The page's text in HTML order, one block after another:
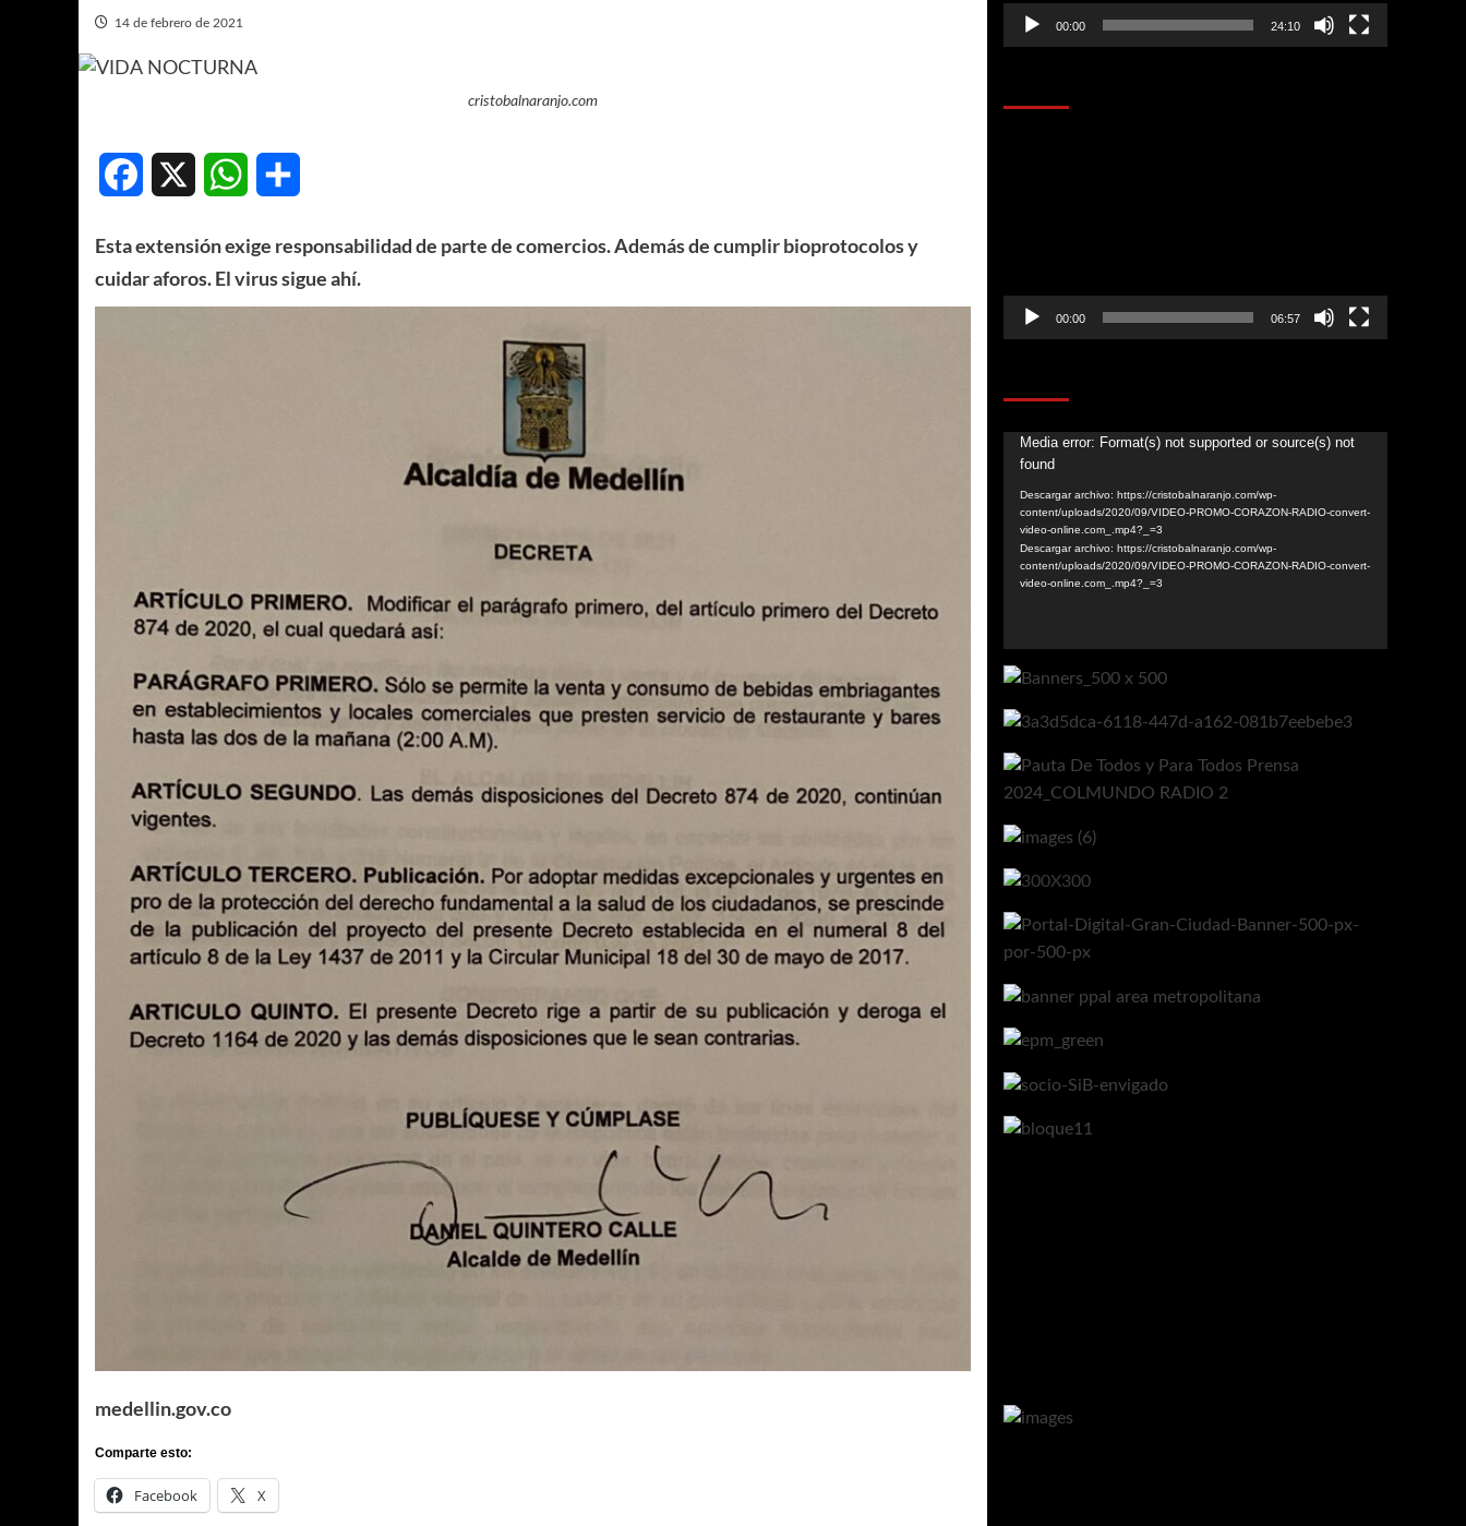
14 de febrero de 2021
cristobalnaranjo.com
Facebook WhatsApp
Esta extensión exige responsabilidad de parte de comercios. Además de cumplir bioprotocolos y
cuidar aforos. El virus sigue ahí.
medellin.gov.co
Comparte esto:
Facebook X
00:00 24:10
00:00 06:57
Reproductor
vídeo
Media error: Format(s) not supported or source(s) not
found
Descargar archivo: https://cristobalnaranjo.com/wp-
content/uploads/2020/09/VIDEO-PROMO-CORAZON-RADIO-convert-
video-online.com_.mp4?_=3
Descargar archivo: https://cristobalnaranjo.com/wp-
content/uploads/2020/09/VIDEO-PROMO-CORAZON-RADIO-convert-
video-online.com_.mp4?_=3